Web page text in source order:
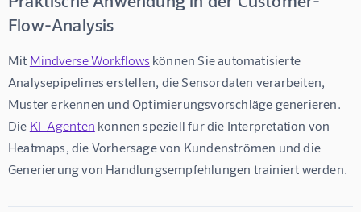
Flow-Analysis
Mit Mindverse Workflows können Sie automatisierte
Analysepipelines erstellen, die Sensordaten verarbeiten,
Muster erkennen und Optimierungsvorschläge generieren.
Die KI-Agenten können speziell für die Interpretation von
Heatmaps, die Vorhersage von Kundenströmen und die
Generierung von Handlungsempfehlungen trainiert werden.